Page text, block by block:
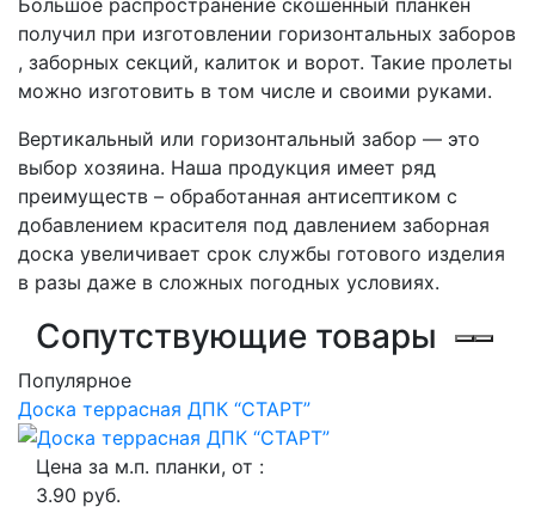
получил при изготовлении горизонтальных заборов
, заборных секций, калиток и ворот. Такие пролеты
можно изготовить в том числе и своими руками.
Вертикальный или горизонтальный забор — это
выбор хозяина. Наша продукция имеет ряд
преимуществ – обработанная антисептиком с
добавлением красителя под давлением заборная
доска увеличивает срок службы готового изделия
в разы даже в сложных погодных условиях.
Сопутствующие товары
Популярное
Доска террасная ДПК “СТАРТ”
Цена за м.п. планки, от :
3.90 руб.